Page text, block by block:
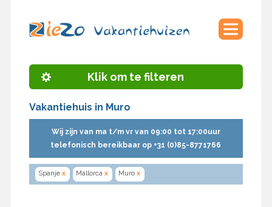
Klik om te filteren
Vakantiehuis in Muro
Wij zijn van ma t/m vr van 09:00 tot 17:00uur
telefonisch bereikbaar op +31 (0)85-8771766
Spanje x Mallorca x Muro x